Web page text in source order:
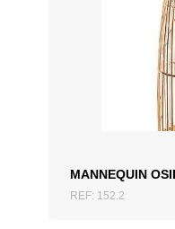
MANNEQUIN
REF: 152.2